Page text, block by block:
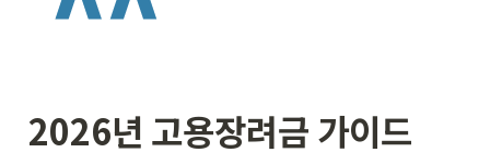
2026년 고용장려금 가이드